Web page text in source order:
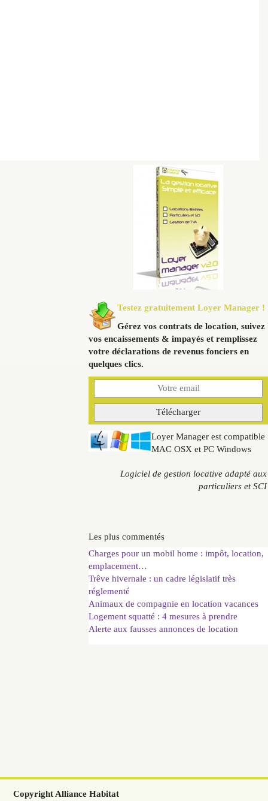
Testez gratuitement Loyer Manager !
Gérez vos contrats de location, suivez
vos encaissements & impayés et remplissez
votre déclarations de revenus fonciers en
quelques clics.
Loyer Manager est compatible
MAC OSX et PC Windows
Logiciel de gestion locative adapté aux
particuliers et SCI
Les plus commentés
Charges pour un mobil home : impôt, location,
emplacement…
Trêve hivernale : un cadre législatif très
réglementé
Animaux de compagnie en location vacances
Logement squatté : 4 mesures à prendre
Alerte aux fausses annonces de location
Copyright Alliance Habitat